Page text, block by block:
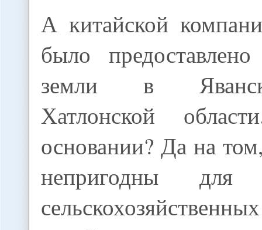
А китайской
было
земли в
Хатлонской
основании? Да на
непригодны для